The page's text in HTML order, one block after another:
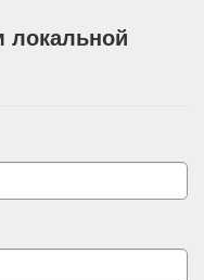
локальной